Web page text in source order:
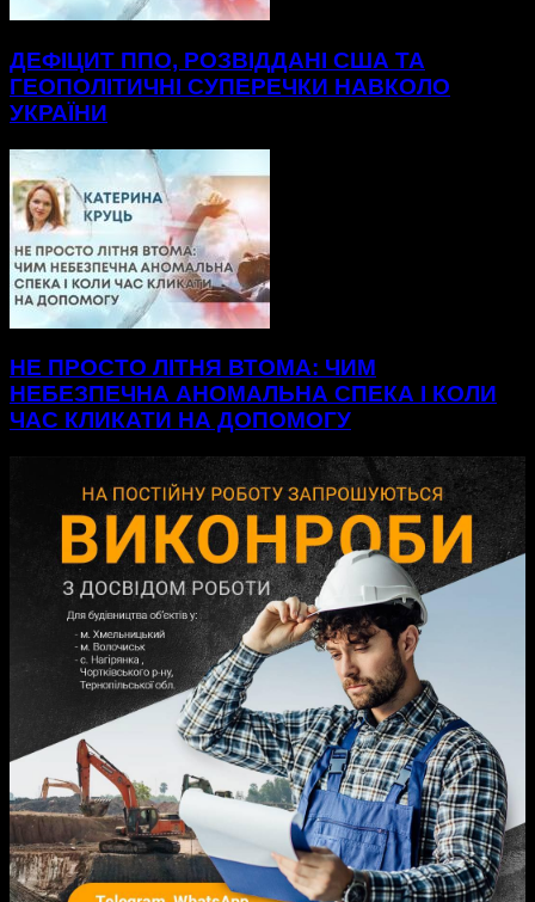
ДЕФІЦИТ ППО, РОЗВІДДАНІ США ТА
ГЕОПОЛІТИЧНІ СУПЕРЕЧКИ НАВКОЛО
УКРАЇНИ
НЕ ПРОСТО ЛІТНЯ ВТОМА: ЧИМ
НЕБЕЗПЕЧНА АНОМАЛЬНА СПЕКА І КОЛИ
ЧАС КЛИКАТИ НА ДОПОМОГУ